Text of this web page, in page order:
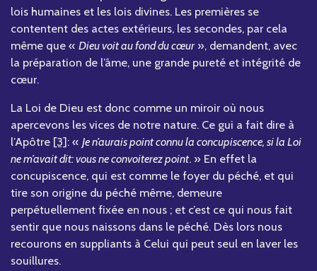
lois humaines et les lois divines. Les premières se
contentent des actes extérieurs, les secondes, par cela
même que « Dieu voit au fond du cœur», demandent, avec
la préparation de l’âme, une grande pureté et intégrité de
cœur.
La Loi de Dieu est donc comme un miroir où nous
apercevons les vices de notre nature. Ce gui a fait dire à
l’Apôtre [3]: « Je n’aurais point connu la concupiscence, si la Loi
ne m’avait dit: vous ne convoiterez point. » En effet la
concupiscence, qui est comme le foyer du péché, et qui
tire son origine du péché même, demeure
perpétuellement fixée en nous ; et c’est ce qui nous fait
sentir que nous naissons dans le péché. Dès lors nous
recourons en suppliants à Celui qui peut seul en laver les
souillures.